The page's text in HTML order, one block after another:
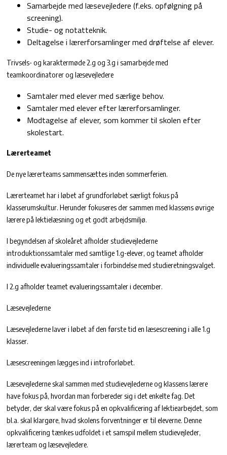
Samarbejde med læsevejledere (f.eks. opfølgning på
screening).
Studie- og notatteknik.
Deltagelse i lærerforsamlinger med drøftelse af elever.
Trivsels- og karaktermøde 2.g og 3.g i samarbejde med
teamkoordinatorer og læsevejledere
Samtaler med elever med særlige behov.
Samtaler med elever efter lærerforsamlinger.
Modtagelse af elever, som kommer til skolen efter
skolestart.
Lærerteamet
De nye lærerteams sammensættes inden sommerferien.
Lærerteamet har i løbet af grundforløbet særligt fokus på
klasserumskultur. Herunder fokuseres der sammen med klassens øvrige
lærere på lektielæsning og et godt arbejdsmiljø.
I begyndelsen af skoleåret afholder studievejlederne
introduktionssamtaler med samtlige 1.g-elever, og teamet afholder
individuelle evalueringssamtaler i forbindelse med studieretningsvalget.
I 2.g afholder teamet evalueringssamtaler i december.
Læsevejlederne
Læsevejlederne laver i løbet af den første tid en læsescreening i alle 1.g
klasser.
Læsescreeningen lægges ind i introforløbet.
Læsevejlederne skal sammen med studievejlederne og klassens lærere
have fokus på, hvordan man forbereder sig i det enkelte fag. Det
betyder, der skal være fokus på en opkvalificering af lektiearbejdet, som
bl.a. skal klargøre, hvad skolens forventninger er til eleverne. Denne
opkvalificering tænkes udfoldet i et samspil mellem studievejleder,
lærerteam og læsevejledere.